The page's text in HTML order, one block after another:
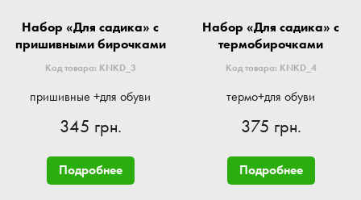
Набор «Для садика» с
пришивными бирочками
Код товара: KNKD_3
пришивные +для обуви
345 грн.
Подробнее
Набор «Для садика» с
термобирочками
Код товара: KNKD_4
термо+для обуви
375 грн.
Подробнее